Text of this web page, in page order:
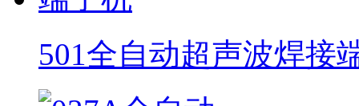
501全自动超声波焊接